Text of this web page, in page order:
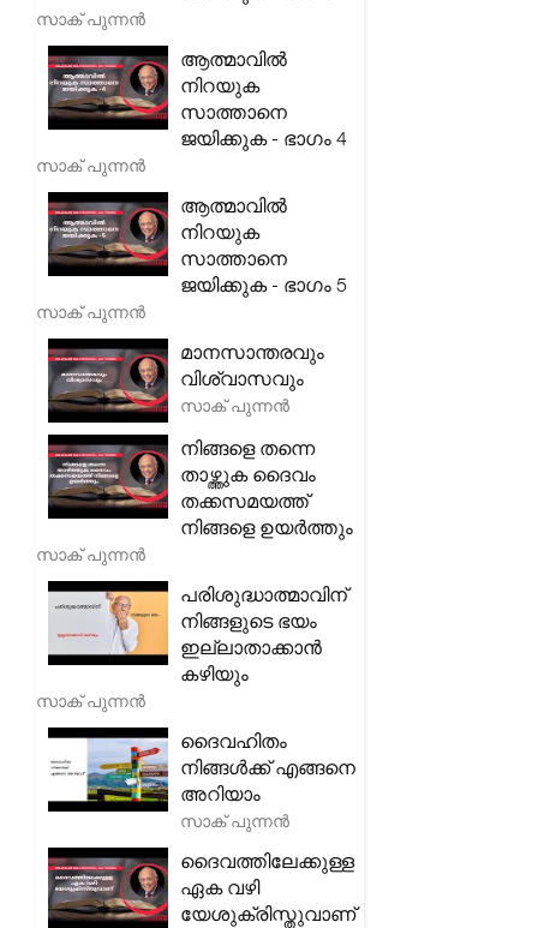
സാക് പുന്നൻ
ആത്മാവിൽ
നിറയുക
സാത്താനെ
ജയിക്കുക - ഭാഗം 4
സാക് പുന്നൻ
ആത്മാവിൽ
നിറയുക
സാത്താനെ
ജയിക്കുക - ഭാഗം 5
സാക് പുന്നൻ
മാനസാന്തരവും
വിശ്വാസവും
സാക് പുന്നൻ
നിങ്ങളെ തന്നെ
താഴ്ത്തുക ദൈവം
തക്കസമയത്ത്
നിങ്ങളെ ഉയർത്തും
സാക് പുന്നൻ
പരിശുദ്ധാത്മാവിന്
നിങ്ങളുടെ ഭയം
ഇല്ലാതാക്കാൻ
കഴിയും
സാക് പുന്നൻ
ദൈവഹിതം
നിങ്ങൾക്ക് എങ്ങനെ
അറിയാം
സാക് പുന്നൻ
ദൈവത്തിലേക്കുള്ള
ഏക വഴി
യേശുക്രിസ്തുവാണ്